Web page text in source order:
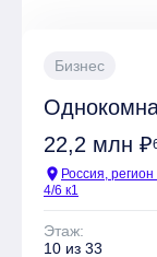
Бизнес
22,2 млн ₽
location_on Россия,
4/6 к1
Этаж:
10 из 33